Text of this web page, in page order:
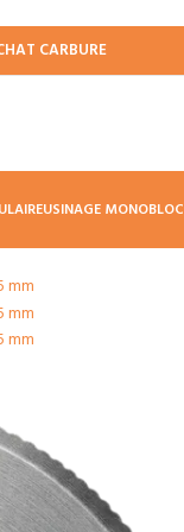
CARBURE
USINAGE MONOBLOC